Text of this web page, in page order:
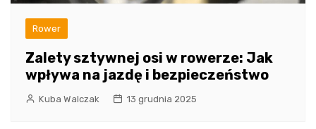
Rower
Zalety sztywnej osi w rowerze: Jak
wpływa na jazdę i bezpieczeństwo
Kuba Walczak 13 grudnia 2025